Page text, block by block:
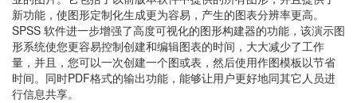
新功能，使图形定制化生成更为容易，产生的图表分辨率更高。
SPSS 软件进一步增强了高度可视化的图形构建器的功能，该演示图
形系统使您更容易控制创建和编辑图表的时间，大大减少了工作
量，并且，您可以一次创建一个图或表，然后使用作图模板以节省
时间。同时PDF格式的输出功能，能够让用户更好地同其它人员进
行信息共享。